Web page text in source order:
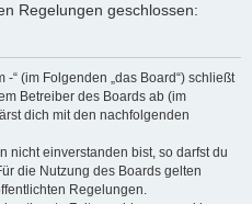
Regelungen geschlossen:
-“ (im Folgenden „das Board“) schließt
Betreiber des Boards ab (im
dich mit den nachfolgenden
nicht einverstanden bist, so darfst du
die Nutzung des Boards gelten
Regelungen.